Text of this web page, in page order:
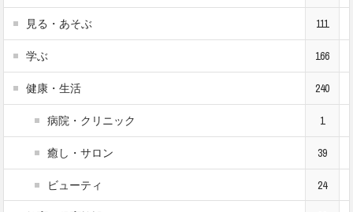
見る・あそぶ 111
学ぶ 166
健康・生活 240
病院・クリニック 1
癒し・サロン 39
ビューティ 24